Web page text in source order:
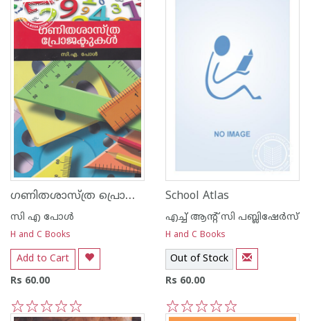
ഗണിതശാസ്ത്ര പ്രൊജക്ടുകള്‍
സി എ പോള്‍
H and C Books
Add to Cart
Rs 60.00
School Atlas
എച്ച് ആന്റ്‌ സി പബ്ലിഷേര്‍സ്
H and C Books
Out of Stock
Rs 60.00